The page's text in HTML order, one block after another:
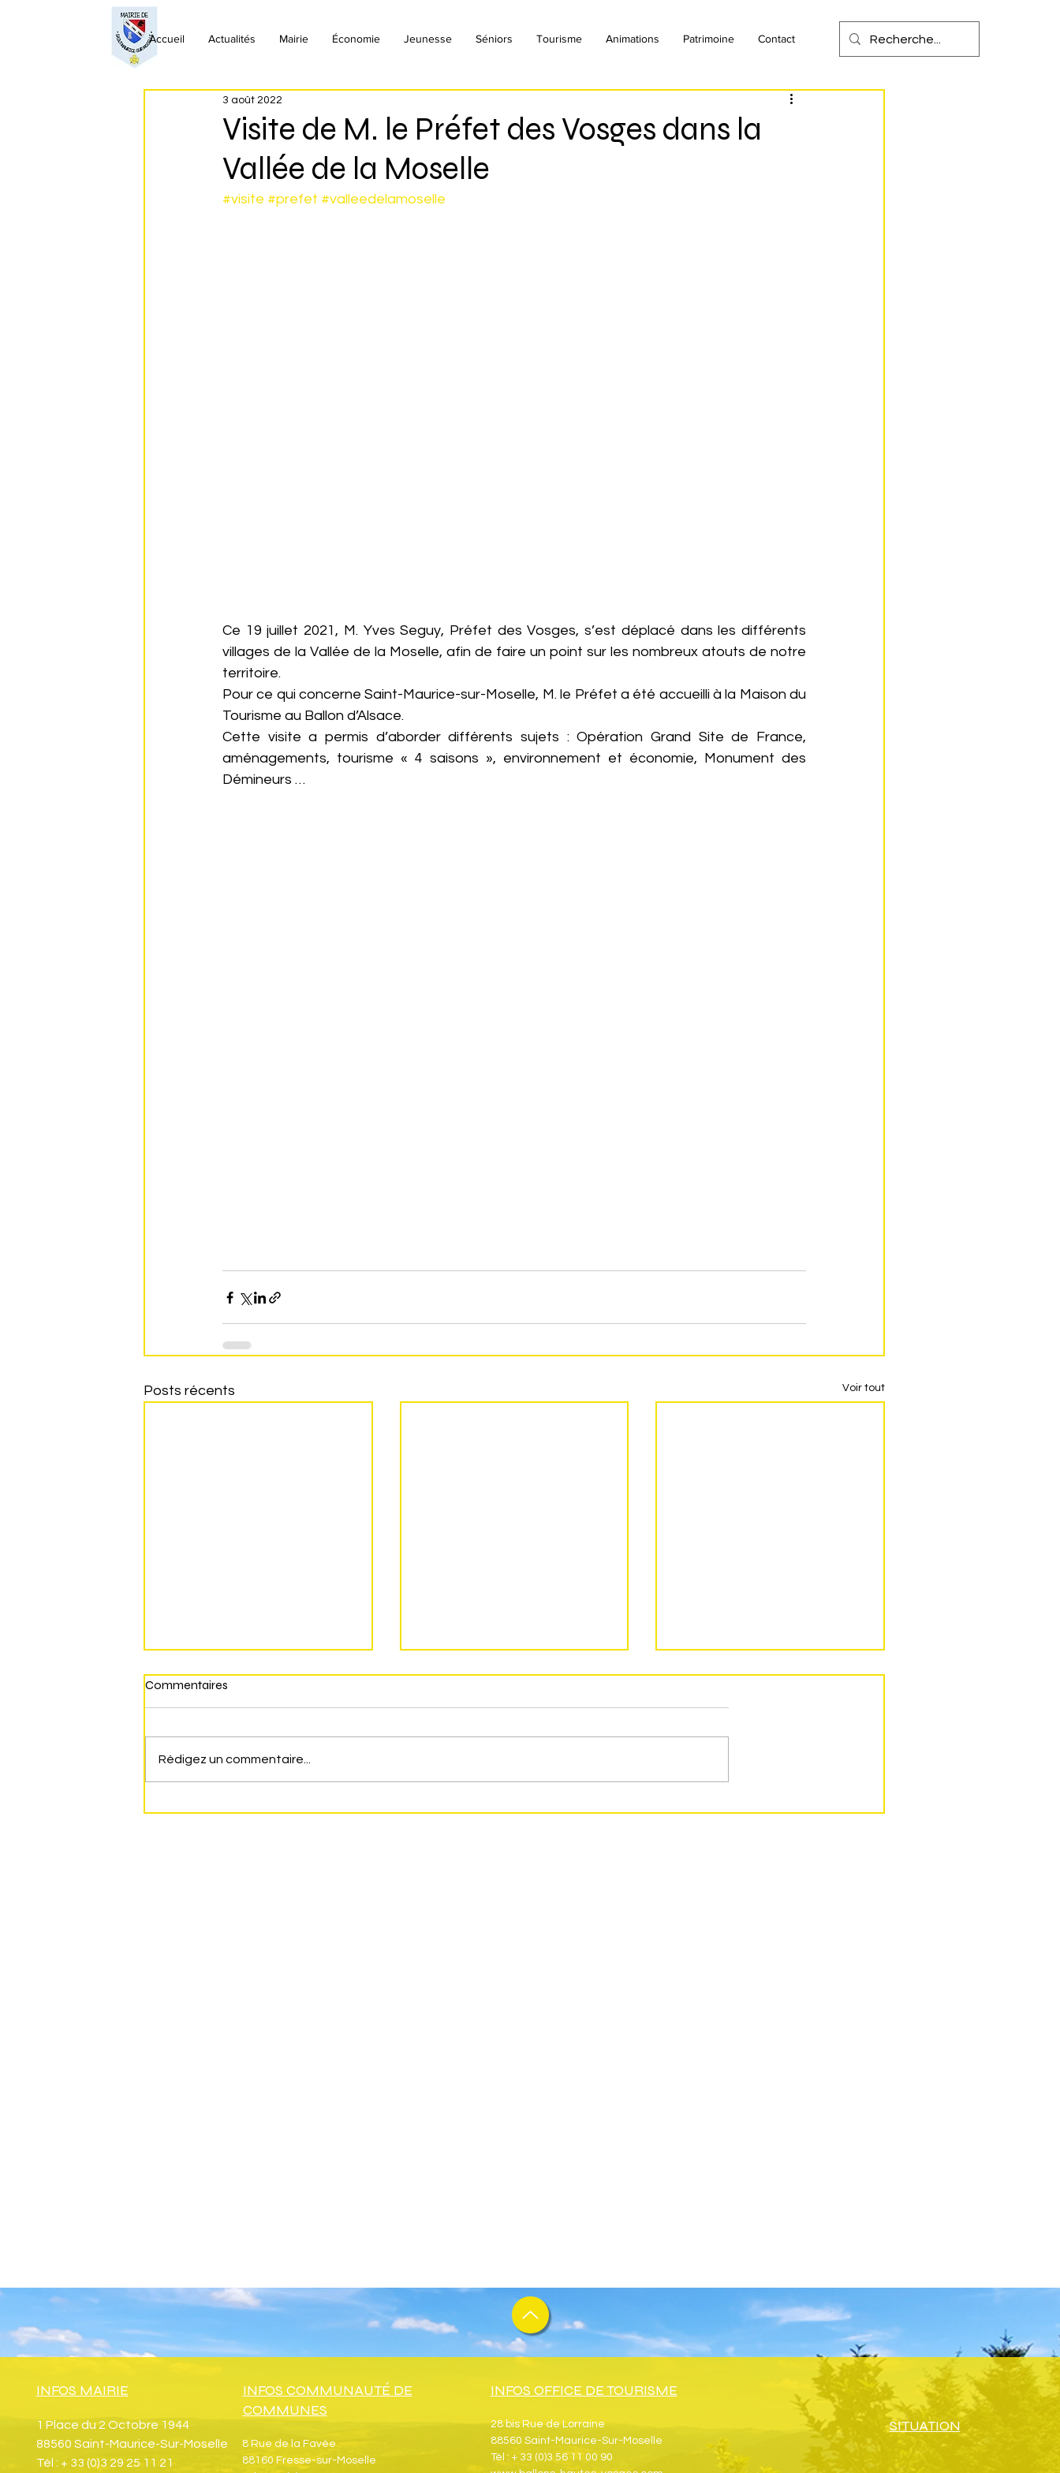
Accueil Actualités Mairie Économie Jeunesse Séniors Tourisme Animations Patrimoine Contact
Visite de M. le Préfet des Vosges dans la
Vallée de la Moselle
3 août 2022
#visite #prefet #valleedelamoselle
Ce 19 juillet 2021, M. Yves Seguy, Préfet des Vosges, s’est déplacé dans les différents
villages de la Vallée de la Moselle, afin de faire un point sur les nombreux atouts de notre
territoire.
Pour ce qui concerne Saint-Maurice-sur-Moselle, M. le Préfet a été accueilli à la Maison du
Tourisme au Ballon d’Alsace.
Cette visite a permis d’aborder différents sujets : Opération Grand Site de France,
aménagements, tourisme « 4 saisons », environnement et économie, Monument des
Démineurs …
Posts récents Voir tout
VOEUX DE M. LE MAIRE
Commentaires
Rédigez un commentaire...
INFOS MAIRIE
1 Place du 2 Octobre 1944
88560 Saint-Maurice-Sur-Moselle
Tél : + 33 (0)3 29 25 11 21
INFOS COMMUNAUTÉ DE
COMMUNES
8 Rue de la Favée
88160 Fresse-sur-Moselle
INFOS OFFICE DE TOURISME
28 bis Rue de Lorraine
88560 Saint-Maurice-Sur-Moselle
Tél : + 33 (0)3 56 11 00 90
SITUATION